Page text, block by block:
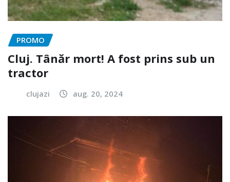
PROMO
Cluj. Tânăr mort! A fost prins sub un
tractor
clujazi aug. 20, 2024